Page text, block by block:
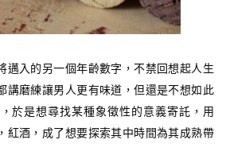
邁入的另一個年齡數字，不禁回想起人生
講磨練讓男人更有味道，但還是不想如此
於是想尋找某種象徵性的意義寄託，用
紅酒，成了想要探索其中時間為其成熟帶